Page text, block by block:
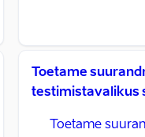
Toetame
testimistavalikus
Toetame